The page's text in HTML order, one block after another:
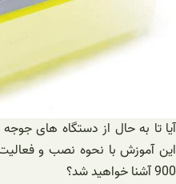
آیا تا به حال از دستگاه های
900 آشنا خواهید شد؟